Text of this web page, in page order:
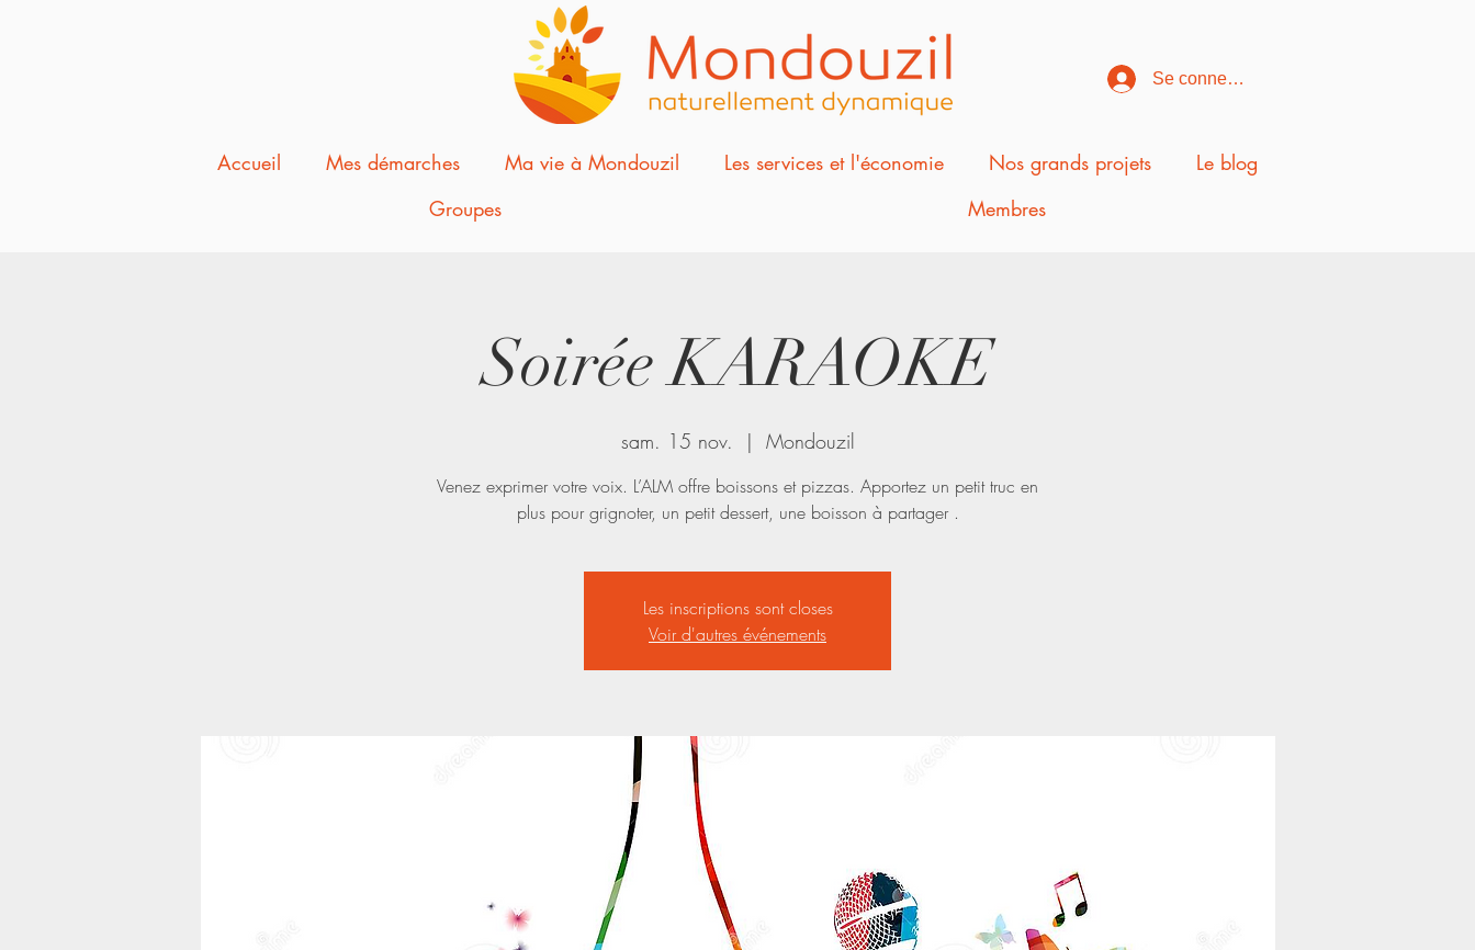
Se connecter
Accueil Mes démarches Ma vie à Mondouzil Les services et l'économie Nos grands projets
Le blog
Groupes
Membres
Soirée KARAOKE
sam. 15 nov.
  |
Mondouzil
Venez exprimer votre voix. L’ALM offre boissons et pizzas. Apportez un petit truc en
Les inscriptions sont closes
Voir d'autres événements